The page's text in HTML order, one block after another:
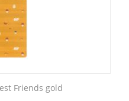
Friends gold